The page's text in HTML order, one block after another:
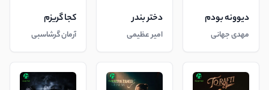
دیوونه بودم
مهدی جهانی
دختر بندر
امیر عظیمی
کجا گریزم
آرمان گرشاسبی